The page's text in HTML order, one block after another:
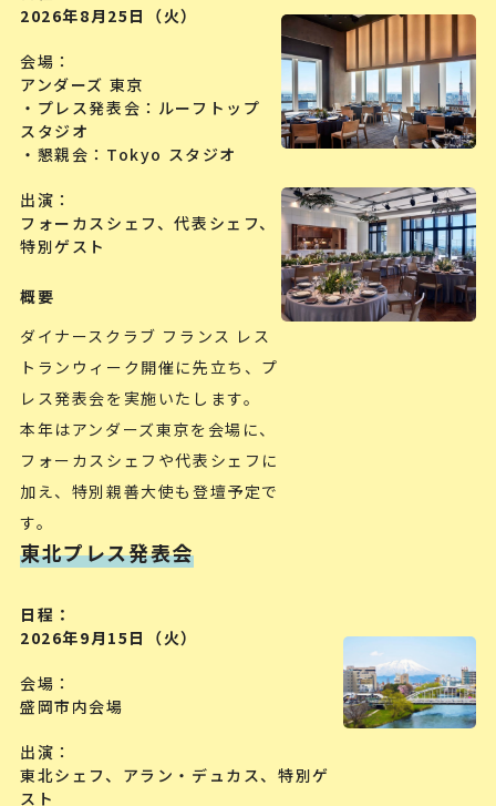
2026年8月25日（火）
会場
アンダーズ 東京
・プレス発表会：ルーフトップ
スタジオ
・懇親会：Tokyo スタジオ
出演
フォーカスシェフ、代表シェフ、
特別ゲスト
概要
ダイナースクラブ フランス レス
トランウィーク開催に先立ち、プ
レス発表会を実施いたします。
本年はアンダーズ東京を会場に、
フォーカスシェフや代表シェフに
加え、特別親善大使も登壇予定で
す。
東北プレス発表会
日程
2026年9月15日（火）
会場
盛岡市内会場
出演
東北シェフ、アラン・デュカス、特別ゲ
スト